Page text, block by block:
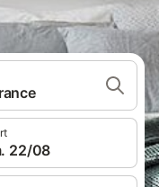
22/08